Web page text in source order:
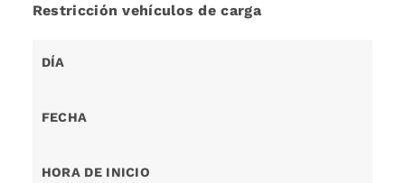
Restricción vehículos de carga
DÍA
FECHA
HORA DE INICIO